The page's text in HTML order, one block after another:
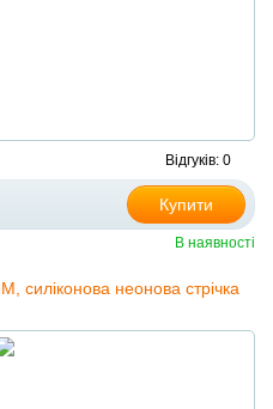
Відгуків: 0
Купити
В наявності
силіконова неонова стрічка